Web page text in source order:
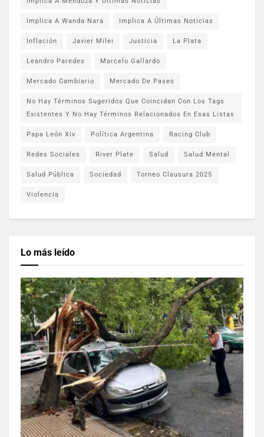
Implica A Wanda Nara Implica A Últimas Noticias
Inflación Javier Milei Justicia La Plata
Leandro Paredes Marcelo Gallardo
Mercado Cambiario Mercado De Pases
No Hay Términos Sugeridos Que Coincidan Con Los Tags
Existentes Y No Hay Términos Relacionados En Esas Listas
Papa León Xiv Política Argentina Racing Club
Redes Sociales River Plate Salud Salud Mental
Salud Pública Sociedad Torneo Clausura 2025
Violencia
Lo más leído